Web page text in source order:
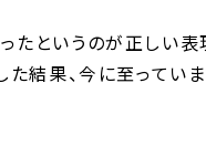
たというのが正しい
た結果、今に至っていま